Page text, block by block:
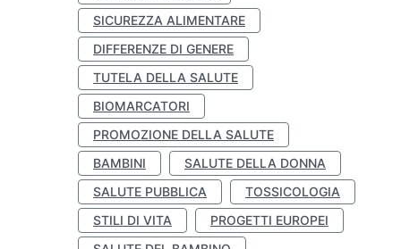
SICUREZZA ALIMENTARE
DIFFERENZE DI GENERE
TUTELA DELLA SALUTE
BIOMARCATORI
PROMOZIONE DELLA SALUTE
BAMBINI
SALUTE DELLA DONNA
SALUTE PUBBLICA
TOSSICOLOGIA
STILI DI VITA
PROGETTI EUROPEI